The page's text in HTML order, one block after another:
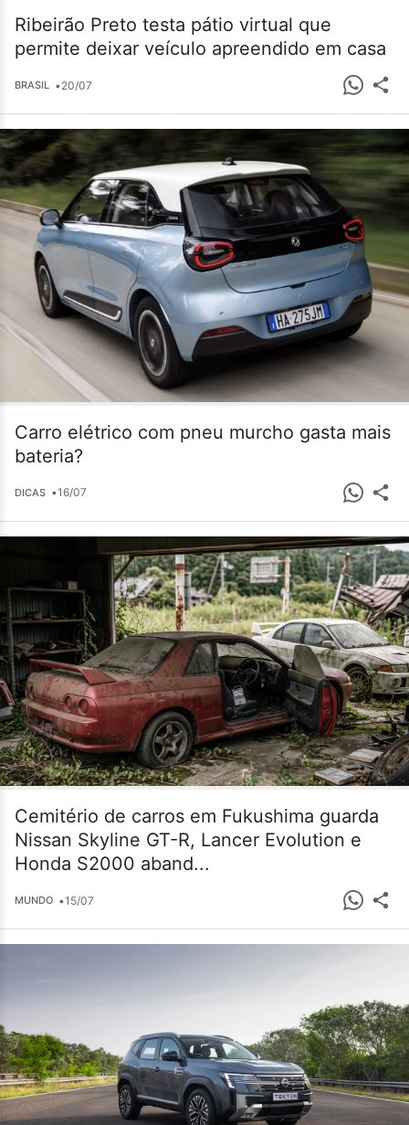
Ribeirão Preto testa pátio virtual que
permite deixar veículo apreendido em casa
BRASIL •20/07
Carro elétrico com pneu murcho gasta mais
bateria?
DICAS •16/07
Cemitério de carros em Fukushima guarda
Nissan Skyline GT-R, Lancer Evolution e
Honda S2000 aband...
MUNDO •15/07